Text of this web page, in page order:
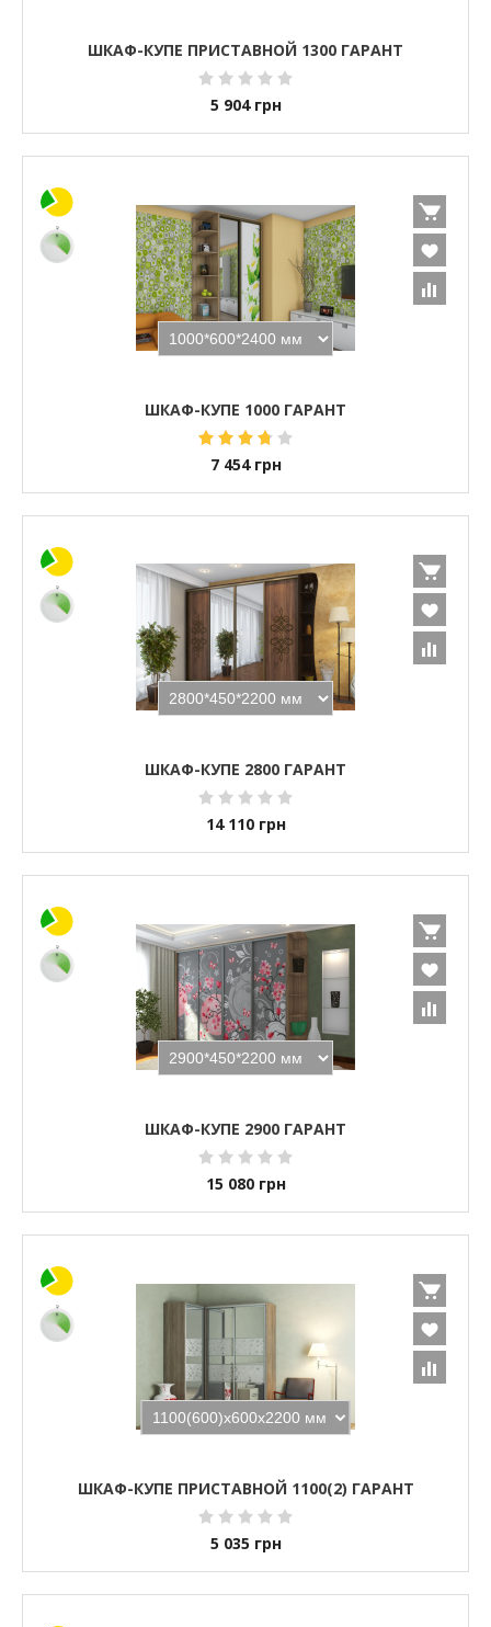
ШКАФ-КУПЕ ПРИСТАВНОЙ 1300 ГАРАНТ
5 904 грн
ШКАФ-КУПЕ 1000 ГАРАНТ
7 454 грн
ШКАФ-КУПЕ 2800 ГАРАНТ
14 110 грн
ШКАФ-КУПЕ 2900 ГАРАНТ
15 080 грн
ШКАФ-КУПЕ ПРИСТАВНОЙ 1100(2) ГАРАНТ
5 035 грн